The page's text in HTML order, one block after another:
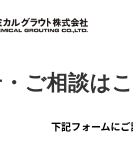
ご相談は
下記フォームにご